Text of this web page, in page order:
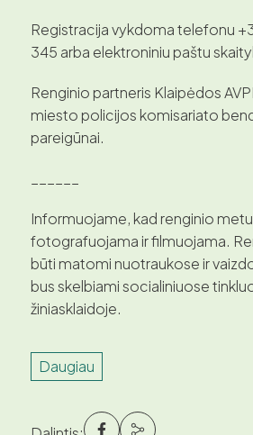
Registracija vykdoma telefonu
345 arba elektroniniu paštu
Renginio partneris Klaipėdos
miesto policijos komisariato
pareigūnai.
Informuojame, kad renginio
fotografuojama ir filmuojama.
būti matomi nuotraukose ir
bus skelbiami socialiniuose
žiniasklaidoje.
Daugiau